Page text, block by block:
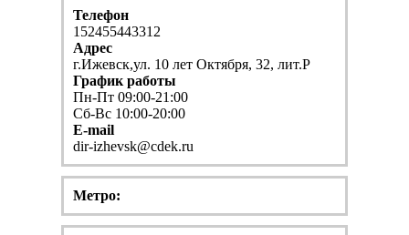
Телефон
152455443312
Адрес
г.Ижевск,ул. 10 лет Октября, 32, лит.Р
График работы
Пн-Пт 09:00-21:00
Сб-Вс 10:00-20:00
E-mail
dir-izhevsk@cdek.ru
Метро: